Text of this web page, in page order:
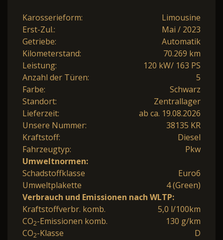
Karosserieform:
Limousine
Erst-Zul.:
Mai / 2023
Getriebe:
Automatik
Kilometerstand:
70.269 km
Leistung:
120 kW/ 163 PS
Anzahl der Türen:
5
Farbe:
Schwarz
Standort:
Zentrallager
Lieferzeit:
ab ca. 19.08.2026
Unsere Nummer:
38135 KR
Kraftstoff:
Diesel
Fahrzeugtyp:
Pkw
Umweltnormen:
Schadstoffklasse
Euro6
Umweltplakette
4 (Green)
Verbrauch und Emissionen nach WLTP:
Kraftstoffverbr. komb.
5,0 l/100km
CO2-Emissionen komb.
130 g/km
CO2-Klasse D